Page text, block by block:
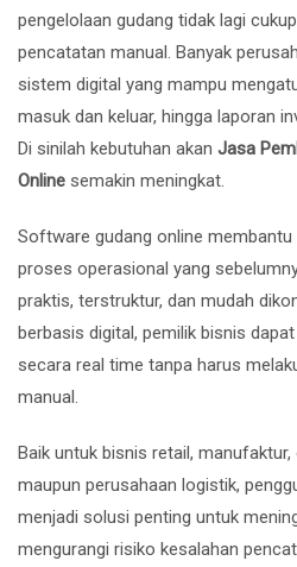
pengelolaan gudang tidak lagi
pencatatan manual. Banyak
sistem digital yang mampu
masuk dan keluar, hingga laporan
Di sinilah kebutuhan akan Jasa
Online semakin meningkat.
Software gudang online membantu
proses operasional yang
praktis, terstruktur, dan mudah
berbasis digital, pemilik bisnis
secara real time tanpa harus
manual.
Baik untuk bisnis retail,
maupun perusahaan logistik,
menjadi solusi penting untuk
mengurangi risiko kesalahan